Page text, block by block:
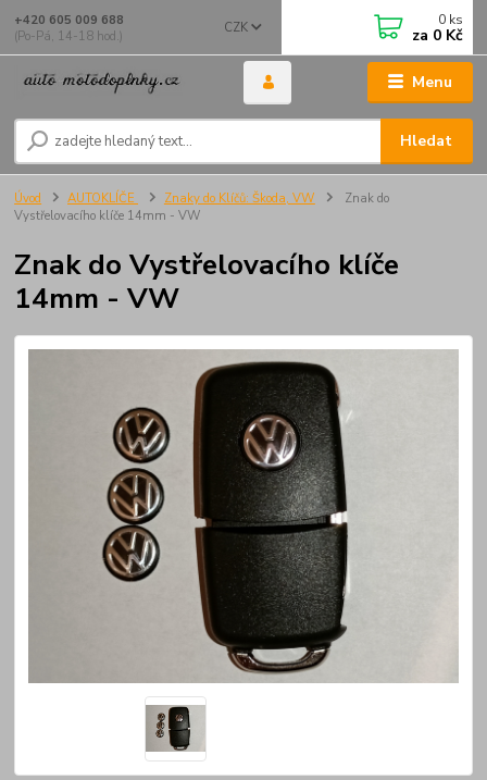
Menu
CZK
Hledat
+420 605 009 688
(Po-Pá, 14-18 hod.)
0 ks
za 0 Kč
Úvod AUTOKLÍČE Znaky do Klíčů: Škoda, VW
Znak do
Vystřelovacího klíče 14mm - VW
Znak do Vystřelovacího klíče
14mm - VW